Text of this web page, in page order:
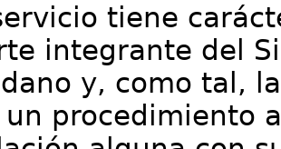
tiene
integrante del
y, como tal,
un procedimiento